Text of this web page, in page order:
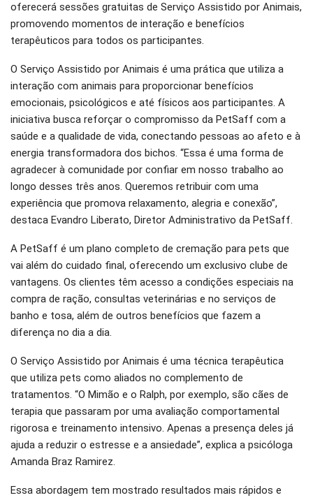
oferecerá sessões gratuitas de Serviço Assistido por Animais,
promovendo momentos de interação e benefícios
terapêuticos para todos os participantes.
O Serviço Assistido por Animais é uma prática que utiliza a
interação com animais para proporcionar benefícios
emocionais, psicológicos e até físicos aos participantes. A
iniciativa busca reforçar o compromisso da PetSaff com a
saúde e a qualidade de vida, conectando pessoas ao afeto e à
energia transformadora dos bichos. “Essa é uma forma de
agradecer à comunidade por confiar em nosso trabalho ao
longo desses três anos. Queremos retribuir com uma
experiência que promova relaxamento, alegria e conexão”,
destaca Evandro Liberato, Diretor Administrativo da PetSaff.
A PetSaff é um plano completo de cremação para pets que
vai além do cuidado final, oferecendo um exclusivo clube de
vantagens. Os clientes têm acesso a condições especiais na
compra de ração, consultas veterinárias e no serviços de
banho e tosa, além de outros benefícios que fazem a
diferença no dia a dia.
O Serviço Assistido por Animais é uma técnica terapêutica
que utiliza pets como aliados no complemento de
tratamentos. “O Mimão e o Ralph, por exemplo, são cães de
terapia que passaram por uma avaliação comportamental
rigorosa e treinamento intensivo. Apenas a presença deles já
ajuda a reduzir o estresse e a ansiedade”, explica a psicóloga
Amanda Braz Ramirez.
Essa abordagem tem mostrado resultados mais rápidos e